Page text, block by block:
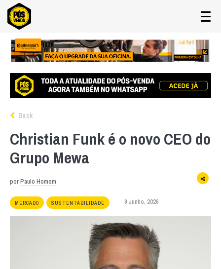
Back
Christian Funk é o novo CEO do
Grupo Mewa
porPaulo Homem
MERCADO SUSTENTABILIDADE 9 Junho, 2026